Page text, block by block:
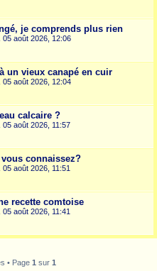
je comprends plus rien
05 août 2026, 12:06
un vieux canapé en cuir
05 août 2026, 12:04
calcaire ?
05 août 2026, 11:57
connaissez?
05 août 2026, 11:51
recette comtoise
05 août 2026, 11:41
• Page 1 sur 1